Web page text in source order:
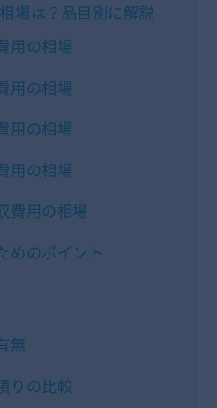
場は？品目別に解説
用の相場
用の相場
用の相場
用の相場
費用の相場
めのポイント
無
りの比較